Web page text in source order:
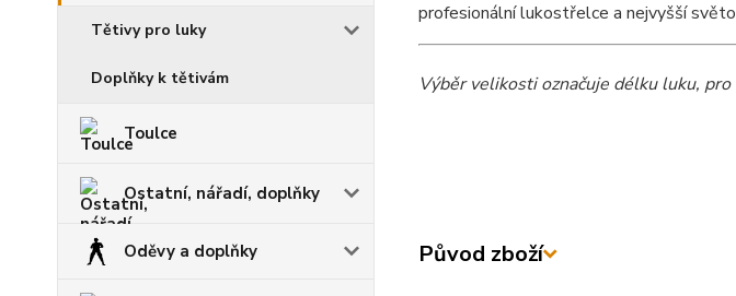
Tětivy pro luky
Doplňky k tětivám
Toulce
Ostatní, nářadí, doplňky
Oděvy a doplňky
profesionální lukostřelce a nejvyšší
Výběr velikosti označuje délku luku,
Původ zboží